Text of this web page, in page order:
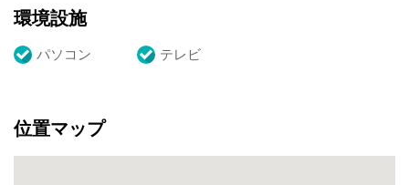
環境設施
パソコン テレビ
位置マップ